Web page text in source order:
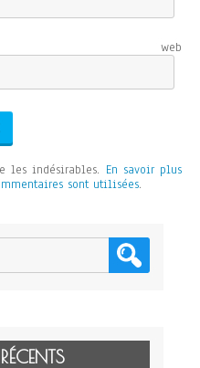
les indésirables. En savoir plus
sont utilisées.